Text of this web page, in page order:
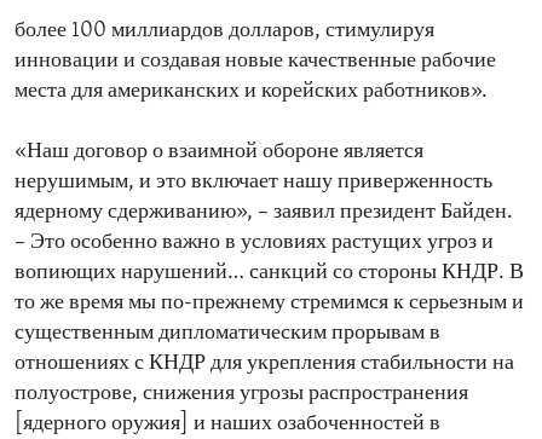
более 100 миллиардов долларов, стимулируя
инновации и создавая новые качественные рабочие
места для американских и корейских работников».
«Наш договор о взаимной обороне является
нерушимым, и это включает нашу приверженность
ядерному сдерживанию», – заявил президент Байден.
– Это особенно важно в условиях растущих угроз и
вопиющих нарушений… санкций со стороны КНДР. В
то же время мы по-прежнему стремимся к серьезным и
существенным дипломатическим прорывам в
отношениях с КНДР для укрепления стабильности на
полуострове, снижения угрозы распространения
[ядерного оружия] и наших озабоченностей в